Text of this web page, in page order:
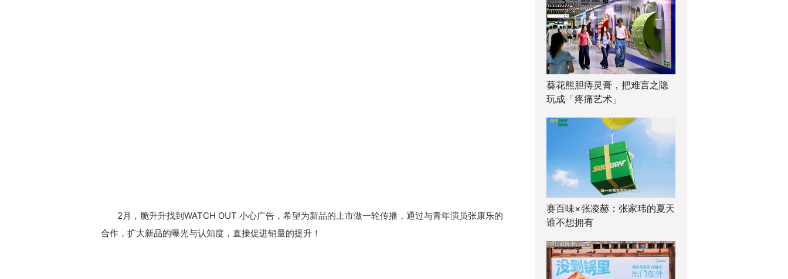
2月，脆升升找到WATCH OUT 小心广告，希望为新品的上市做一轮传播，通过与青年演员张康乐的
合作，扩大新品的曝光与认知度，直接促进销量的提升！
葵花熊胆痔灵膏，把难言之隐
玩成「疼痛艺术」
赛百味×张凌赫：张家玮的夏天
谁不想拥有